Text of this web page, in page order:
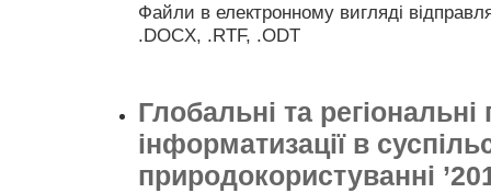
Файли в електронному вигляді
.DOCX, .RTF, .ODT
Глобальні та
інформатизації в
природокористуванні